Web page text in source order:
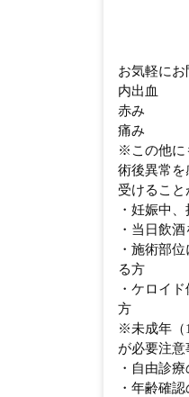
お気軽に
内出血
赤み
痛み
※この他に
術後異常を
受けるこ
・妊娠中
・当日飲
・施術部
る方
・ケロイ
方
※未成年（
が必要注意
・自由診
・年齢確